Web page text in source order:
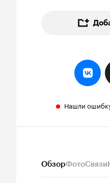
Нашли
ОбзорФотоСвязи